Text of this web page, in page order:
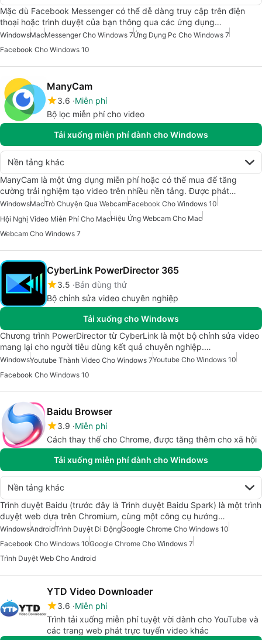
Mặc dù Facebook Messenger có thể dễ dàng truy cập trên điện
thoại hoặc trình duyệt của bạn thông qua các ứng dụng…
WindowsMacMessenger Cho Windows 7Ứng Dụng Pc Cho Windows 7
Facebook Cho Windows 10
ManyCam
3.6 Miễn phí
Bộ lọc miễn phí cho video
Tải xuống miễn phí dành cho Windows
Nền tảng khác
ManyCam là một ứng dụng miễn phí hoặc có thể mua để tăng
cường trải nghiệm tạo video trên nhiều nền tảng. Được phát…
WindowsMacTrò Chuyện Qua WebcamFacebook Cho Windows 10
Hội Nghị Video Miễn Phí Cho MacHiệu Ứng Webcam Cho Mac
Webcam Cho Windows 7
CyberLink PowerDirector 365
3.5 Bản dùng thử
Bộ chỉnh sửa video chuyên nghiệp
Tải xuống cho Windows
Chương trình PowerDirector từ CyberLink là một bộ chỉnh sửa video
mang lại cho người tiêu dùng kết quả chuyên nghiệp.…
WindowsYoutube Thành Video Cho Windows 7Youtube Cho Windows 10
Facebook Cho Windows 10
Baidu Browser
3.9 Miễn phí
Cách thay thế cho Chrome, được tăng thêm cho xã hội
Tải xuống miễn phí dành cho Windows
Nền tảng khác
Trình duyệt Baidu (trước đây là Trình duyệt Baidu Spark) là một trình
duyệt web dựa trên Chromium, cùng một công cụ hướng…
WindowsAndroidTrình Duyệt Di ĐộngGoogle Chrome Cho Windows 10
Facebook Cho Windows 10Google Chrome Cho Windows 7
Trình Duyệt Web Cho Android
YTD Video Downloader
3.6 Miễn phí
Trình tải xuống miễn phí tuyệt vời dành cho YouTube và
các trang web phát trực tuyến video khác